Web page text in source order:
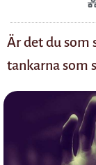
Är det du som
tankarna som